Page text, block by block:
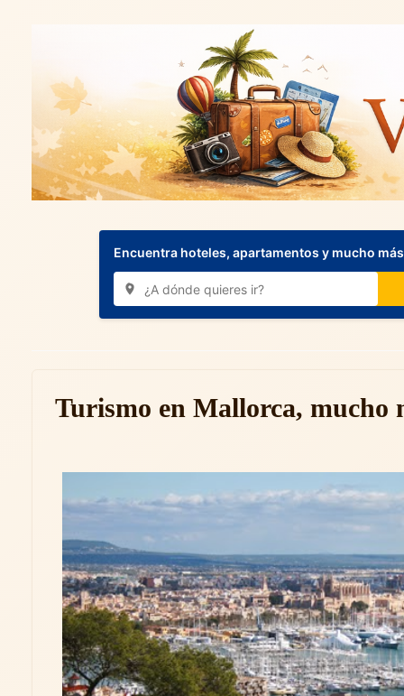
Encuentra hoteles, apartamentos y mucho
Turismo en Mallorca, mucho